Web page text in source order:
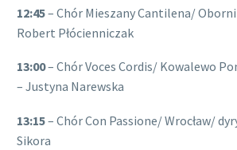
12:45– Chór Mieszany Cantilena/
Robert Płócienniczak
13:00– Chór Voces Cordis/ Kowalewo
– Justyna Narewska
13:15– Chór Con Passione/ Wrocław/
Sikora